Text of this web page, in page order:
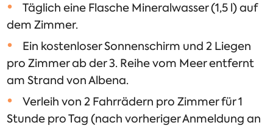
Täglich eine Flasche Mineralwasser (1,5 l) auf
dem Zimmer.
Ein kostenloser Sonnenschirm und 2 Liegen
pro Zimmer ab der 3. Reihe vom Meer entfernt
am Strand von Albena.
Verleih von 2 Fahrrädern pro Zimmer für 1
Stunde pro Tag (nach vorheriger Anmeldung an